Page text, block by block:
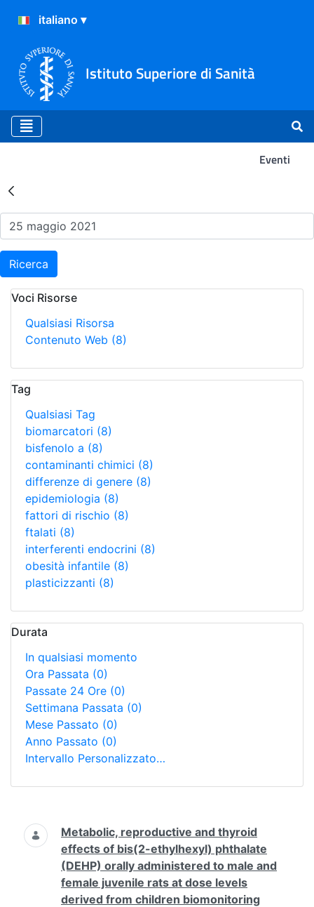
Istituto Superiore di Sanità
Eventi
Risultati della Ricerca -
Ricerca
Voci Risorse
Qualsiasi Risorsa
Contenuto Web (8)
Tag
Qualsiasi Tag
biomarcatori (8)
bisfenolo a (8)
contaminanti chimici (8)
differenze di genere (8)
epidemiologia (8)
fattori di rischio (8)
ftalati (8)
interferenti endocrini (8)
obesità infantile (8)
plasticizzanti (8)
Durata
In qualsiasi momento
Ora Passata (0)
Passate 24 Ore (0)
Settimana Passata (0)
Mese Passato (0)
Anno Passato (0)
Intervallo Personalizzato…
Ricerca
Metabolic, reproductive and thyroid
effects of bis(2-ethylhexyl) phthalate
(DEHP) orally administered to male and
female juvenile rats at dose levels
derived from children biomonitoring